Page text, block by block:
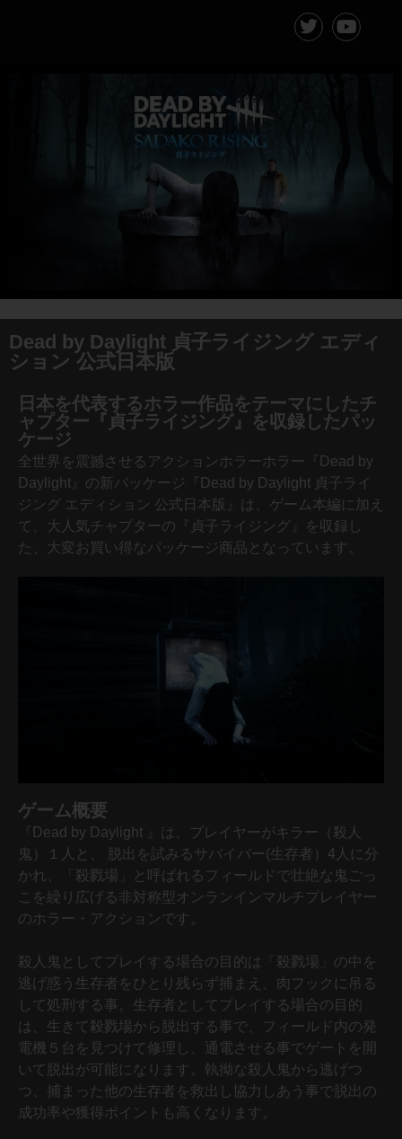
Dead by Daylight 貞子ライジング エディ
ション 公式日本版
日本を代表するホラー作品をテーマにしたチ
ャプター『貞子ライジング』を収録したパッ
ケージ
全世界を震撼させるアクションホラーホラー『Dead by
Daylight』の新パッケージ『Dead by Daylight 貞子ライ
ジング エディション 公式日本版』は、ゲーム本編に加え
て、大人気チャプターの『貞子ライジング』を収録し
た、大変お買い得なパッケージ商品となっています。
ゲーム概要
『Dead by Daylight 』は、プレイヤーがキラー（殺人
鬼）１人と、 脱出を試みるサバイバー(生存者）4人に分
かれ、「殺戮場」と呼ばれるフィールドで壮絶な鬼ごっ
こを繰り広げる非対称型オンランインマルチプレイヤー
のホラー・アクションです。
殺人鬼としてプレイする場合の目的は「殺戮場」の中を
逃げ惑う生存者をひとり残らず捕まえ、肉フックに吊る
して処刑する事。生存者としてプレイする場合の目的
は、生きて殺戮場から脱出する事で、フィールド内の発
電機５台を見つけて修理し、通電させる事でゲートを開
いて脱出が可能になります。執拗な殺人鬼から逃げつ
つ、捕まった他の生存者を救出し協力しあう事で脱出の
成功率や獲得ポイントも高くなります。